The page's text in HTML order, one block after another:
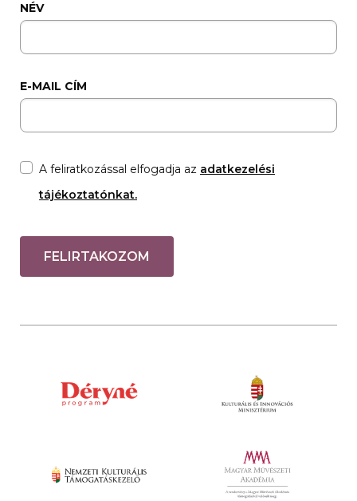
NÉV
E-MAIL CÍM
A feliratkozással elfogadja az adatkezelési
tájékoztatónkat.
FELIRTAKOZOM